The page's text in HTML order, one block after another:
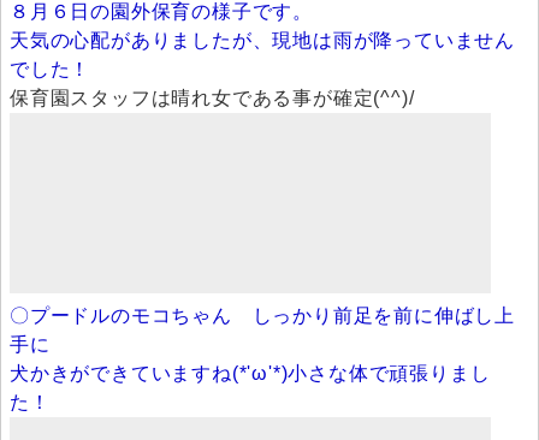
８月６日の園外保育の様子です。
天気の心配がありましたが、現地は雨が降っていません
でした！
保育園スタッフは晴れ女である事が確定(^^)/
〇プードルのモコちゃん しっかり前足を前に伸ばし上
手に
犬かきができていますね(*'ω'*)小さな体で頑張りまし
た！